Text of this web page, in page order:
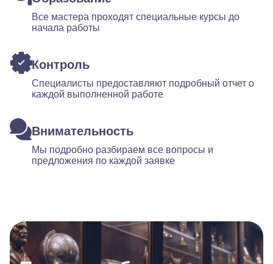
Все мастера проходят специальные курсы до
начала работы
Контроль
Специалисты предоставляют подробный отчет о
каждой выполненной работе
Внимательность
Мы подробно разбираем все вопросы и
предложения по каждой заявке